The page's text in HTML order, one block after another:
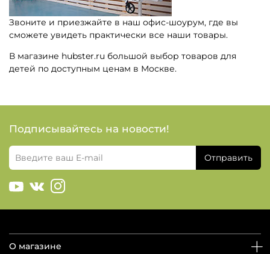
Звоните и приезжайте в наш офис-шоурум, где вы
сможете увидеть практически все наши товары.
В магазине hubster.ru большой выбор товаров для
детей по доступным ценам в Москве.
Подписывайтесь на новости!
Отправить
О магазине